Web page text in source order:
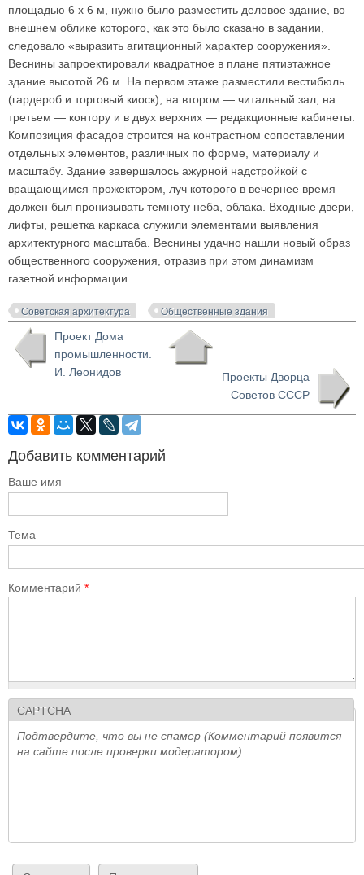
площадью 6 х 6 м, нужно было разместить деловое здание, во
внешнем облике которого, как это было сказано в задании,
следовало «выразить агитационный характер сооружения».
Веснины запроектировали квадратное в плане пятиэтажное
здание высотой 26 м. На первом этаже разместили вестибюль
(гардероб и торговый киоск), на втором — читальный зал, на
третьем — контору и в двух верхних — редакционные кабинеты.
Композиция фасадов строится на контрастном сопоставлении
отдельных элементов, различных по форме, материалу и
масштабу. Здание завершалось ажурной надстройкой с
вращающимся прожектором, луч которого в вечернее время
должен был пронизывать темноту неба, облака. Входные двери,
лифты, решетка каркаса служили элементами выявления
архитектурного масштаба. Веснины удачно нашли новый образ
общественного сооружения, отразив при этом динамизм
газетной информации.
Советская архитектура Общественные здания
Проект Дома
промышленности.
И. Леонидов
Проекты Дворца
Советов СССР
Добавить комментарий
Ваше имя
Тема
Комментарий *
CAPTCHA
Подтвердите, что вы не спамер (Комментарий появится
на сайте после проверки модератором)